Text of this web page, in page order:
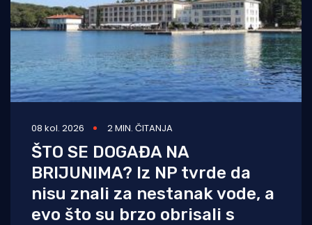
08 kol. 2026 2 MIN. ČITANJA
ŠTO SE DOGAĐA NA
BRIJUNIMA? Iz NP tvrde da
nisu znali za nestanak vode, a
evo što su brzo obrisali s